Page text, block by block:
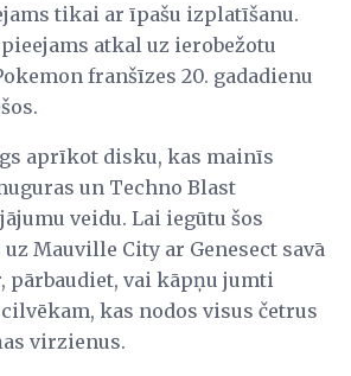
tikai ar īpašu izplatīšanu.
atkal uz ierobežotu
franšīzes 20. gadadienu
aprīkot disku, kas mainīs
un Techno Blast
veidu. Lai iegūtu šos
Mauville City ar Genesect savā
pārbaudiet, vai kāpņu jumti
kas nodos visus četrus
virzienus.